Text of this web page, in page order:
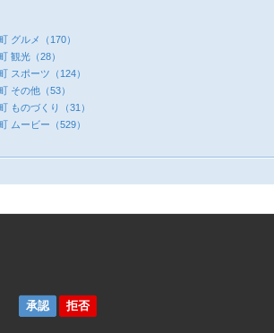
グルメ
（170）
観光 （28）
スポーツ （124）
その他 （53）
ものづくり
（31）
ムービー （529）